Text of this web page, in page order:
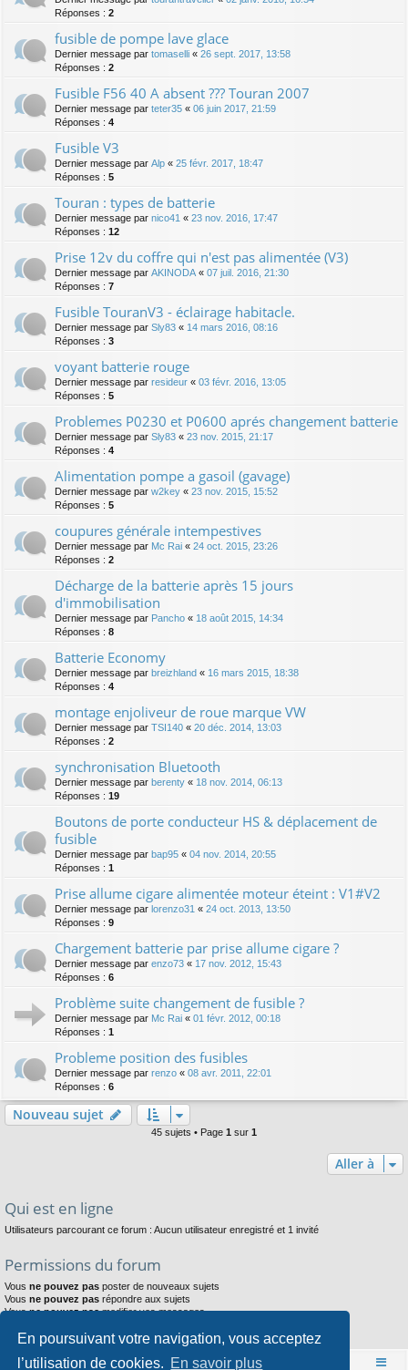
En poursuivant votre navigation, vous acceptez
l’utilisation de cookies. En savoir plus
Réponses : 2
fusible de pompe lave glace
Dernier message par tomaselli « 26 sept. 2017, 13:58
Réponses : 2
Fusible F56 40 A absent ??? Touran 2007
Dernier message par teter35 « 06 juin 2017, 21:59
Réponses : 4
Fusible V3
Dernier message par Alp « 25 févr. 2017, 18:47
Réponses : 5
Touran : types de batterie
Dernier message par nico41 « 23 nov. 2016, 17:47
Réponses : 12
Prise 12v du coffre qui n'est pas alimentée (V3)
Dernier message par AKINODA « 07 juil. 2016, 21:30
Réponses : 7
Fusible TouranV3 - éclairage habitacle.
Dernier message par Sly83 « 14 mars 2016, 08:16
Réponses : 3
voyant batterie rouge
Dernier message par resideur « 03 févr. 2016, 13:05
Réponses : 5
Problemes P0230 et P0600 aprés changement batterie
Dernier message par Sly83 « 23 nov. 2015, 21:17
Réponses : 4
Alimentation pompe a gasoil (gavage)
Dernier message par w2key « 23 nov. 2015, 15:52
Réponses : 5
coupures générale intempestives
Dernier message par Mc Rai « 24 oct. 2015, 23:26
Réponses : 2
Décharge de la batterie après 15 jours
d'immobilisation
Dernier message par Pancho « 18 août 2015, 14:34
Réponses : 8
Batterie Economy
Dernier message par breizhland « 16 mars 2015, 18:38
Réponses : 4
montage enjoliveur de roue marque VW
Dernier message par TSI140 « 20 déc. 2014, 13:03
Réponses : 2
synchronisation Bluetooth
Dernier message par berenty « 18 nov. 2014, 06:13
Réponses : 19
Boutons de porte conducteur HS & déplacement de
fusible
Dernier message par bap95 « 04 nov. 2014, 20:55
Réponses : 1
Prise allume cigare alimentée moteur éteint : V1#V2
Dernier message par lorenzo31 « 24 oct. 2013, 13:50
Réponses : 9
Chargement batterie par prise allume cigare ?
Dernier message par enzo73 « 17 nov. 2012, 15:43
Réponses : 6
Problème suite changement de fusible ?
Dernier message par Mc Rai « 01 févr. 2012, 00:18
Réponses : 1
Probleme position des fusibles
Dernier message par renzo « 08 avr. 2011, 22:01
Réponses : 6
Nouveau sujet
45 sujets • Page 1 sur 1
Aller à
Qui est en ligne
Utilisateurs parcourant ce forum : Aucun utilisateur enregistré et 1 invité
Permissions du forum
Vous ne pouvez pas poster de nouveaux sujets
Vous ne pouvez pas répondre aux sujets
Vousne pouvez pasmodifier vos messages
Vousne pouvez pasjoindre des fichiers
Accueil Index du forum